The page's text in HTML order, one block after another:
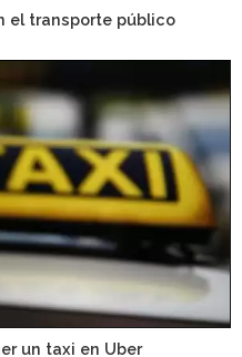
el transporte público
un taxi en Uber